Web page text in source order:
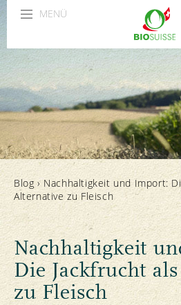
MENÜ
Blog› Nachhaltigkeit und Import:
Alternative zu Fleisch
Nachhaltigkeit
Die Jackfrucht
zu Fleisch